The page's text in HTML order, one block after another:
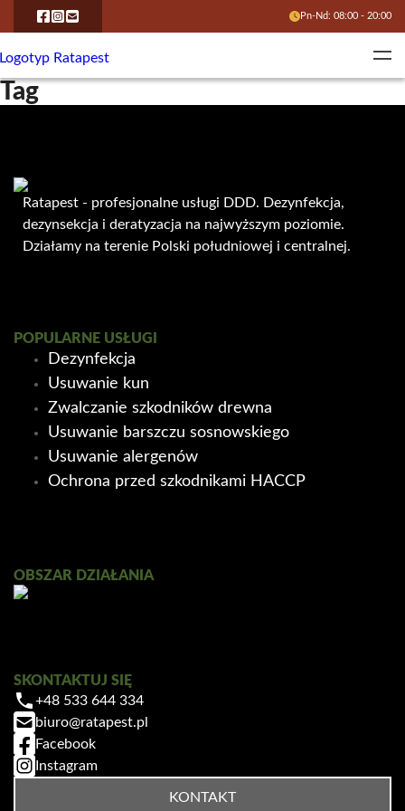
Pn-Nd: 08:00 - 20:00
Tag
Zrobiłem/am już coś sam/a przed zabiegiem
— pomogłem czy zaszkodziłem?
Ile trwa taki zabieg?
Ratapest - profesjonalne usługi DDD. Dezynfekcja,
dezynsekcja i deratyzacja na najwyższym poziomie.
Działamy na terenie Polski południowej i centralnej.
OBSZAR DZIAŁANIA
POPULARNE USŁUGI
Dezynfekcja
Usuwanie kun
Zwalczanie szkodników drewna
Usuwanie barszczu sosnowskiego
Usuwanie alergenów
Ochrona przed szkodnikami HACCP
SKONTAKTUJ SIĘ
+48 533 644 334
biuro@ratapest.pl
Facebook
Instagram
KONTAKT